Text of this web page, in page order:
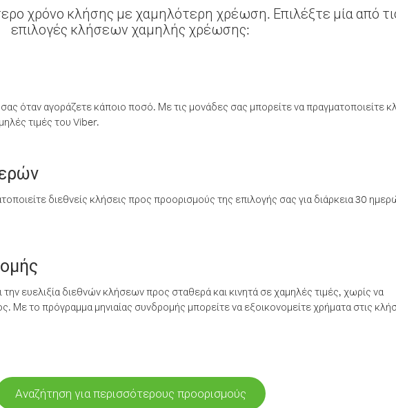
χρόνο κλήσης με χαμηλότερη χρέωση. Επιλέξτε μία από
επιλογές κλήσεων χαμηλής χρέωσης:
όταν αγοράζετε κάποιο ποσό. Με τις μονάδες σας μπορείτε να πραγματοποιείτε
τιμές του Viber.
διεθνείς κλήσεις προς προορισμούς της επιλογής σας για διάρκεια 30
ευελιξία διεθνών κλήσεων προς σταθερά και κινητά σε χαμηλές τιμές, χωρίς να
Με το πρόγραμμα μηνιαίας συνδρομής μπορείτε να εξοικονομείτε χρήματα στις
Αναζήτηση για περισσότερους προορισμούς